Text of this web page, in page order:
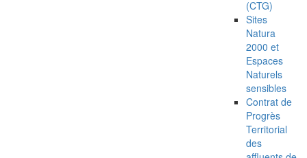
(CTG)
Sites
Natura
2000 et
Espaces
Naturels
sensibles
Contrat de
Progrès
Territorial
des